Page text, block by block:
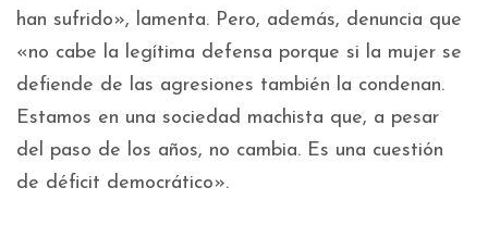
han sufrido», lamenta. Pero, además, denuncia que
«no cabe la legítima defensa porque si la mujer se
defiende de las agresiones también la condenan.
Estamos en una sociedad machista que, a pesar
del paso de los años, no cambia. Es una cuestión
de déficit democrático».